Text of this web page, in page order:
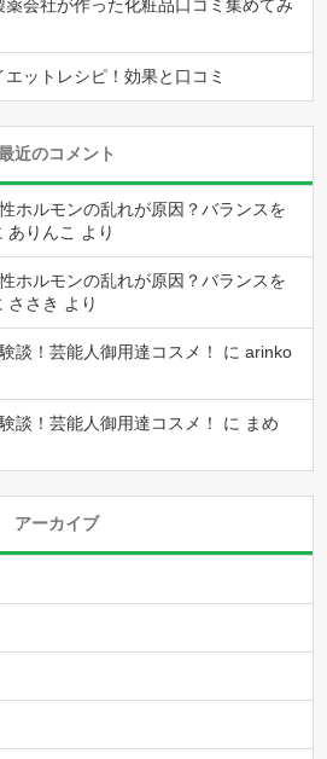
薬会社が作った化粧品口コミ集めてみ
エットレシピ！効果と口コミ
近のコメント
ホルモンの乱れが原因？バランスを
ありんこ より
ホルモンの乱れが原因？バランスを
ささき より
談！芸能人御用達コスメ！ にarinko
談！芸能人御用達コスメ！ に まめ
アーカイブ